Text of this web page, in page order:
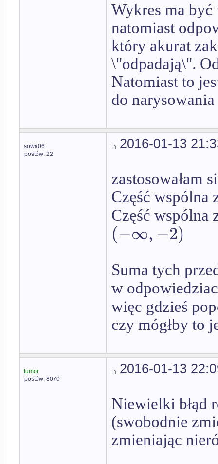
Wykres ma być
natomiast
który akurat
\"odpadają\".
Natomiast to
do
sowa06
postów: 22
2016-01-13
zastosowałam
Część wspólna
Część wspólna
(−∞,−2)
Suma tych
w
więc gdzieś
czy mógłby to
tumor
postów: 8070
2016-01-13
Niewielki błąd
(swobodnie
zmieniając